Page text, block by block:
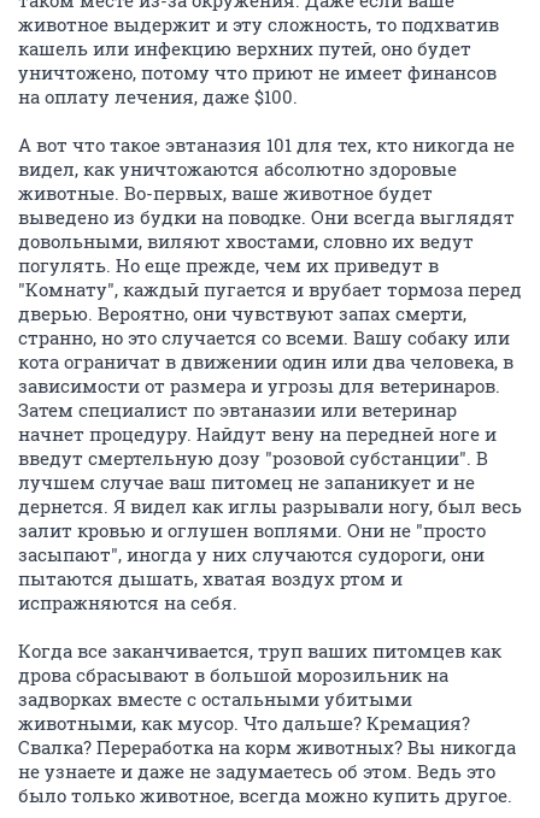
животное выдержит и эту сложность, то подхватив
кашель или инфекцию верхних путей, оно будет
уничтожено, потому что приют не имеет финансов
на оплату лечения, даже $100.
А вот что такое эвтаназия 101 для тех, кто никогда не
видел, как уничтожаются абсолютно здоровые
животные. Во-первых, ваше животное будет
выведено из будки на поводке. Они всегда выглядят
довольными, виляют хвостами, словно их ведут
погулять. Но еще прежде, чем их приведут в
"Комнату", каждый пугается и врубает тормоза перед
дверью. Вероятно, они чувствуют запах смерти,
странно, но это случается со всеми. Вашу собаку или
кота ограничат в движении один или два человека, в
зависимости от размера и угрозы для ветеринаров.
Затем специалист по эвтаназии или ветеринар
начнет процедуру. Найдут вену на передней ноге и
введут смертельную дозу "розовой субстанции". В
лучшем случае ваш питомец не запаникует и не
дернется. Я видел как иглы разрывали ногу, был весь
залит кровью и оглушен воплями. Они не "просто
засыпают", иногда у них случаются судороги, они
пытаются дышать, хватая воздух ртом и
испражняются на себя.
Когда все заканчивается, труп ваших питомцев как
дрова сбрасывают в большой морозильник на
задворках вместе с остальными убитыми
животными, как мусор. Что дальше? Кремация?
Свалка? Переработка на корм животных? Вы никогда
не узнаете и даже не задумаетесь об этом. Ведь это
было только животное, всегда можно купить другое.